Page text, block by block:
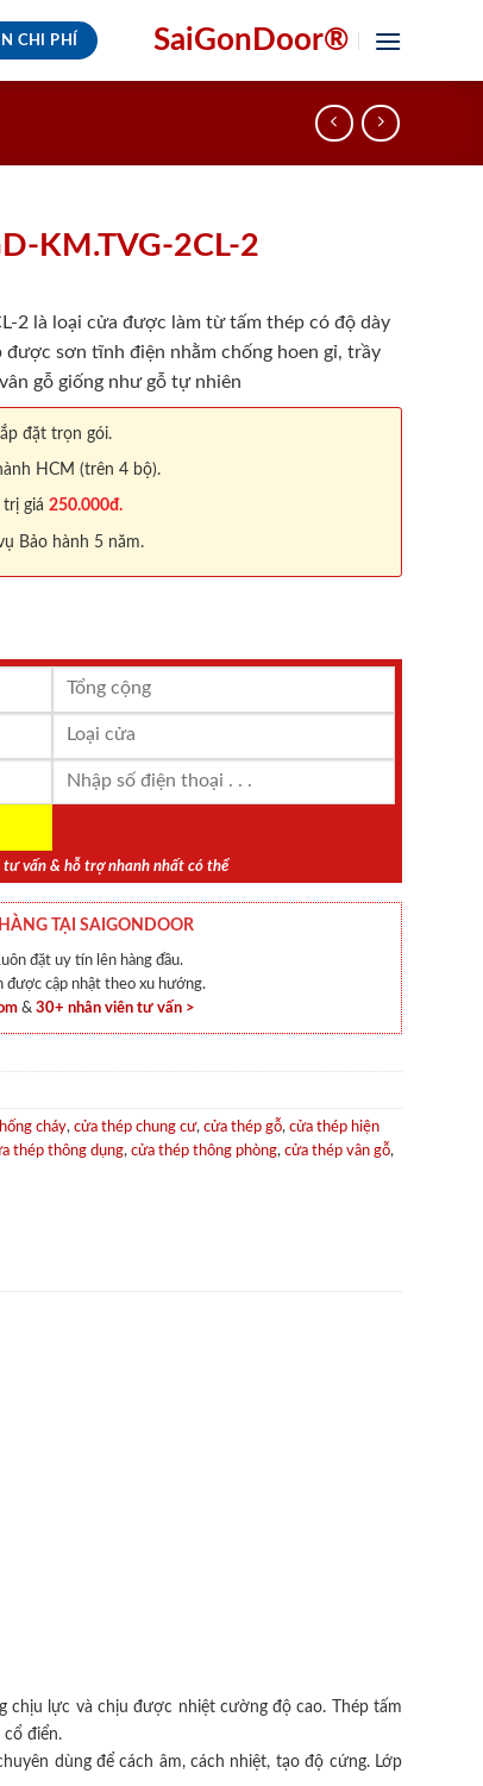
CHI PHÍ SaiGonDoor®
KM.TVG-2CL-2
2 là loại cửa được làm từ tấm thép có độ dày
sơn tĩnh điện nhằm chống hoen gỉ, trầy
gỗ giống như gỗ tự nhiên
đặt trọn gói.
HCM (trên 4 bộ).
giá 250.000đ.
Bảo hành 5 năm.
tư vấn & hỗ trợ nhanh nhất có thể
TẠI SAIGONDOOR
đặt uy tín lên hàng đầu.
được cập nhật theo xu hướng.
& 30+ nhân viên tư vấn >
cháy, cửa thép chung cư, cửa thép gỗ, cửa thép hiện
thép thông dụng, cửa thép thông phòng, cửa thép vân gỗ,
chịu lực và chịu được nhiệt cường độ cao. Thép tấm
điển.
dùng để cách âm, cách nhiệt, tạo độ cứng. Lớp